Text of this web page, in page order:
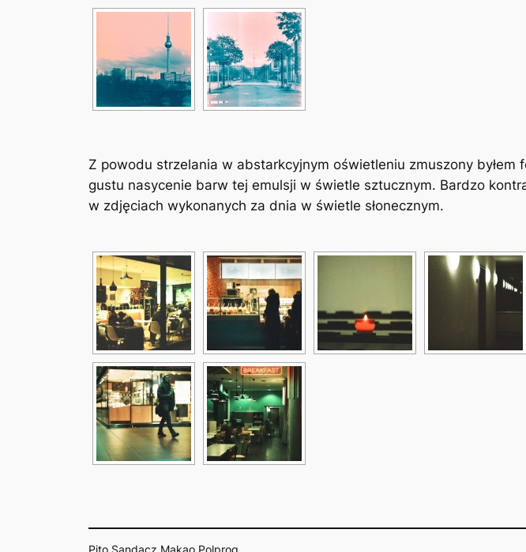
Z powodu strzelania w abstarkcyjnym oświetleniu zmuszony
gustu nasycenie barw tej emulsji w świetle sztucznym. Bardzo
w zdjęciach wykonanych za dnia w świetle słonecznym.
Pito Sandacz Makao Polprog